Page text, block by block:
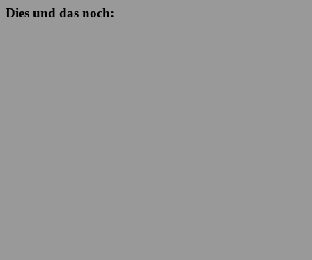
Dies und das noch: